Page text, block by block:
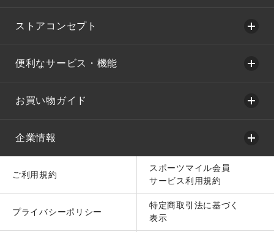
ストアコンセプト
便利なサービス・機能
お買い物ガイド
企業情報
ご利用規約
スポーツマイル会員
サービス利用規約
プライバシーポリシー
特定商取引法に基づく
表示